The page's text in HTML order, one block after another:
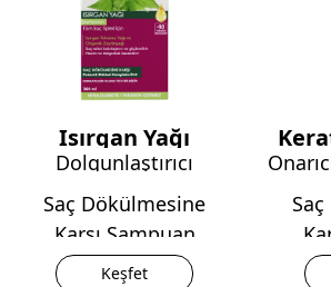
Isırgan Yağı
Dolgunlaştırıcı
Saç Dökülmesine
Karşı Şampuan
Keşfet